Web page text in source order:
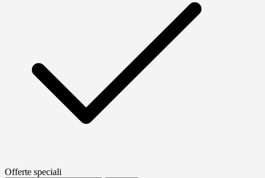
Offerte speciali